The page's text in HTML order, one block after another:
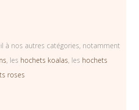
à nos autres catégories, notamment
, les hochets koalas, les hochets
roses